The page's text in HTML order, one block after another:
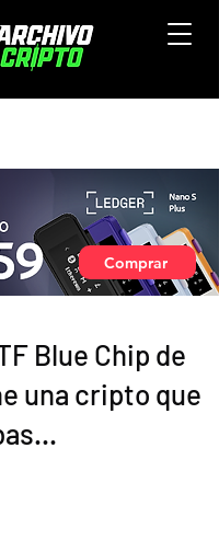
Comprar
Blue Chip de
una cripto que